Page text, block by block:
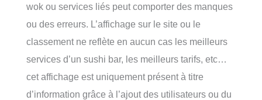
wok ou services liés peut comporter des manques
ou des erreurs. L’affichage sur le site ou le
classement ne reflète en aucun cas les meilleurs
services d’un sushi bar, les meilleurs tarifs, etc…
cet affichage est uniquement présent à titre
d’information grâce à l’ajout des utilisateurs ou du